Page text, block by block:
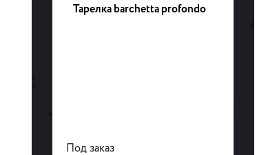
Тарелка barchetta profondo
Под заказ